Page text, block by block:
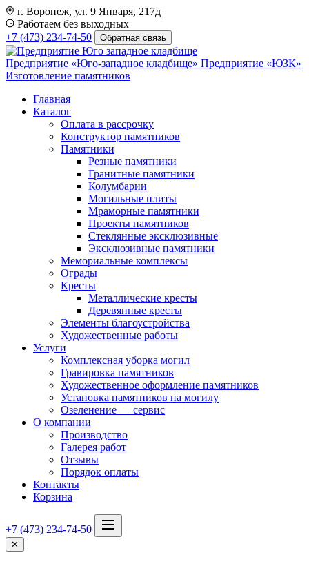
г. Воронеж, ул. 9 Января, 217д
Работаем без выходных
+7 (473) 234-74-50
Обратная связь
Предприятие «Юго-западное кладбище» Предприятие «ЮЗК»
Изготовление памятников
Главная
Каталог
Оплата в рассрочку
Конструктор памятников
Памятники
Резные памятники
Гранитные памятники
Колумбарии
Могильные плиты
Мраморные памятники
Проекты памятников
Стеклянные эксклюзивные
Эксклюзивные памятники
Мемориальные комплексы
Ограды
Кресты
Металлические кресты
Деревянные кресты
Элементы благоустройства
Художественные работы
Услуги
Комплексная уборка могил
Гравировка памятников
Художественное оформление памятников
Установка памятников на могилу
Озеленение — сервис
О компании
Производство
Галерея работ
Отзывы
Порядок оплаты
Контакты
Корзина
+7 (473) 234-74-50
✕